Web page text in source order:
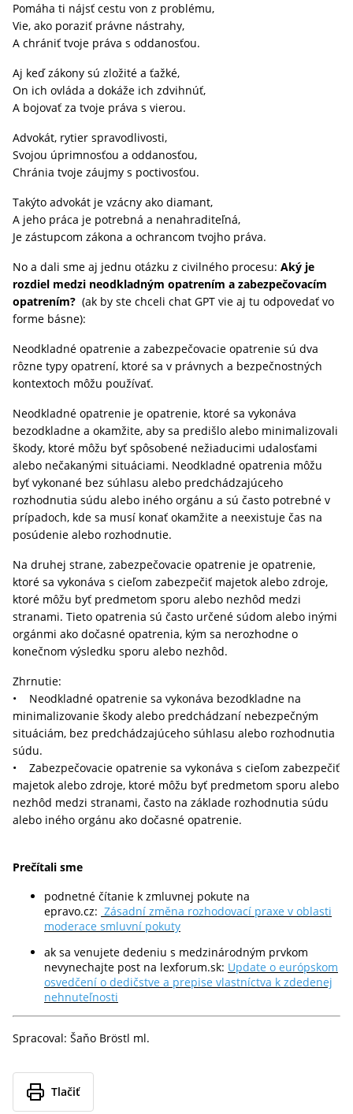
Pomáha ti nájsť cestu von z problému,
Vie, ako poraziť právne nástrahy,
A chrániť tvoje práva s oddanosťou.
Aj keď zákony sú zložité a ťažké,
On ich ovláda a dokáže ich zdvihnúť,
A bojovať za tvoje práva s vierou.
Advokát, rytier spravodlivosti,
Svojou úprimnosťou a oddanosťou,
Chránia tvoje záujmy s poctivosťou.
Takýto advokát je vzácny ako diamant,
A jeho práca je potrebná a nenahraditeľná,
Je zástupcom zákona a ochrancom tvojho práva.
No a dali sme aj jednu otázku z civilného procesu: Aký je
rozdiel medzi neodkladným opatrením a zabezpečovacím
opatrením? (ak by ste chceli chat GPT vie aj tu odpovedať vo
forme básne):
Neodkladné opatrenie a zabezpečovacie opatrenie sú dva
rôzne typy opatrení, ktoré sa v právnych a bezpečnostných
kontextoch môžu používať.
Neodkladné opatrenie je opatrenie, ktoré sa vykonáva
bezodkladne a okamžite, aby sa predišlo alebo minimalizovali
škody, ktoré môžu byť spôsobené nežiaducimi udalosťami
alebo nečakanými situáciami. Neodkladné opatrenia môžu
byť vykonané bez súhlasu alebo predchádzajúceho
rozhodnutia súdu alebo iného orgánu a sú často potrebné v
prípadoch, kde sa musí konať okamžite a neexistuje čas na
posúdenie alebo rozhodnutie.
Na druhej strane, zabezpečovacie opatrenie je opatrenie,
ktoré sa vykonáva s cieľom zabezpečiť majetok alebo zdroje,
ktoré môžu byť predmetom sporu alebo nezhôd medzi
stranami. Tieto opatrenia sú často určené súdom alebo inými
orgánmi ako dočasné opatrenia, kým sa nerozhodne o
konečnom výsledku sporu alebo nezhôd.
Zhrnutie:
• Neodkladné opatrenie sa vykonáva bezodkladne na
minimalizovanie škody alebo predchádzaní nebezpečným
situáciám, bez predchádzajúceho súhlasu alebo rozhodnutia
súdu.
• Zabezpečovacie opatrenie sa vykonáva s cieľom zabezpečiť
majetok alebo zdroje, ktoré môžu byť predmetom sporu alebo
nezhôd medzi stranami, často na základe rozhodnutia súdu
alebo iného orgánu ako dočasné opatrenie.
Prečítali sme
podnetné čítanie k zmluvnej pokute na
epravo.cz: Zásadní změna rozhodovací praxe v oblasti
moderace smluvní pokuty
ak sa venujete dedeniu s medzinárodným prvkom
nevynechajte post na lexforum.sk: Update o európskom
osvedčení o dedičstve a prepise vlastníctva k zdedenej
nehnuteľnosti
Spracoval: Šaňo Bröstl ml.
Tlačiť